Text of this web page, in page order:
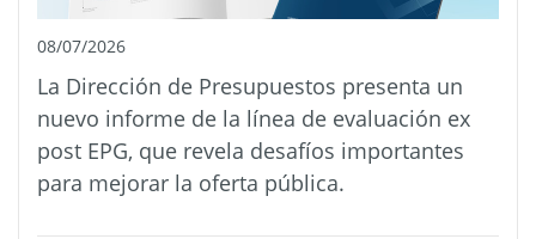
08/07/2026
La Dirección de Presupuestos presenta un
nuevo informe de la línea de evaluación ex
post EPG, que revela desafíos importantes
para mejorar la oferta pública.